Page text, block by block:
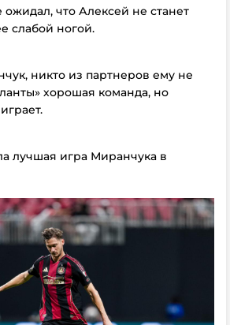
что Алексей не станет
слабой ногой.
никто из партнеров ему не
хорошая команда, но
лучшая игра Миранчука в